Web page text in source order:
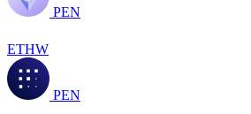
PEN
ETHW
PEN